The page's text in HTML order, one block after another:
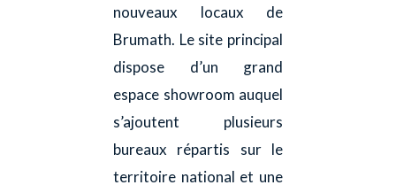
nouveaux locaux de
Brumath. Le site principal
dispose d’un grand
espace showroom auquel
s’ajoutent plusieurs
bureaux répartis sur le
territoire national et une